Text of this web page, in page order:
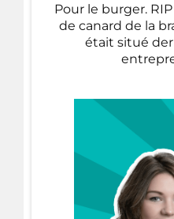
Pour le burger.
de canard de la
était situé